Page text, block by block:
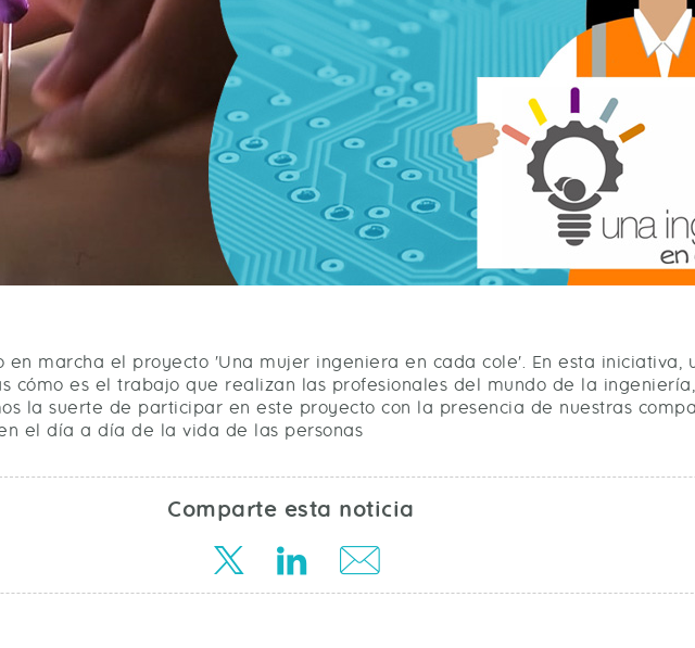
en marcha el proyecto 'Una mujer ingeniera en cada cole'. En esta iniciativa,
cómo es el trabajo que realizan las profesionales del mundo de la
la suerte de participar en este proyecto con la presencia de nuestras
el día a día de la vida de las personas
Comparte esta noticia